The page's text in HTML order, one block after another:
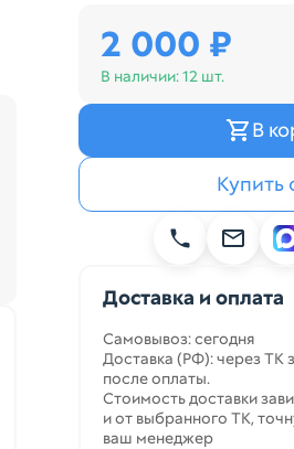
2 000 ₽
В наличии:12 шт.
В
Купить
Доставка и оплата
Самовывоз: сегодня
Доставка (РФ): через ТК
после оплаты.
Стоимость доставки
и от выбранного ТК,
ваш менеджер